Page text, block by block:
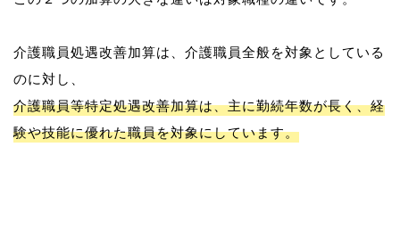
介護職員処遇改善加算は、介護職員全般を対象としている
介護職員等特定処遇改善加算は、主に勤続年数が長く、経
験や技能に優れた職員を対象にしています。